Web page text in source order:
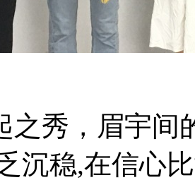
之秀， 眉宇间
沉稳,在信心